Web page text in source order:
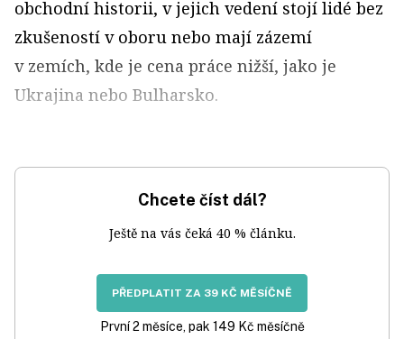
obchodní historii, v jejich vedení stojí lidé bez
zkušeností v oboru nebo mají zázemí
v zemích, kde je cena práce nižší, jako je
Ukrajina nebo Bulharsko.
Chcete číst dál?
Ještě na vás čeká 40 % článku.
PŘEDPLATIT ZA 39 KČ MĚSÍČNĚ
První 2 měsíce, pak 149 Kč měsíčně